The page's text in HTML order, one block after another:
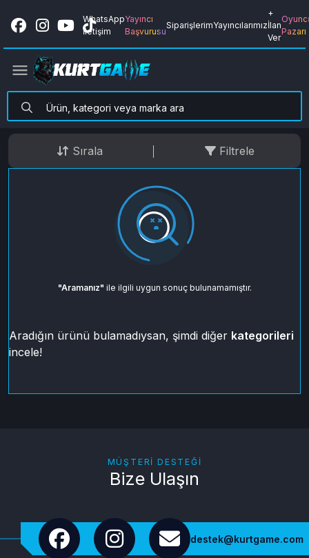
WhatsApp
İletişim
Yayıncı
Başvurusu
SiparişlerimYayıncılarımız
+
İlan
Ver
Pazarı
Sırala Filtrele
"Aramanız" ile ilgili uygun sonuç bulunamamıştır.
Aradığın ürünü bulamadıysan, şimdi diğer kategorileri
incele!
MÜŞTERI DESTEĞI
Bize Ulaşın
destek@kurtgame.com